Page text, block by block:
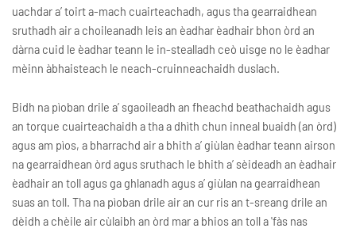
uachdar a’ toirt a-mach cuairteachadh, agus tha gearraidhean
sruthadh air a choileanadh leis an èadhar èadhair bhon òrd an
dàrna cuid le èadhar teann le in-stealladh ceò uisge no le èadhar
mèinn àbhaisteach le neach-cruinneachaidh duslach.
Bidh na pìoban drile a’ sgaoileadh an fheachd beathachaidh agus
an torque cuairteachaidh a tha a dhìth chun inneal buaidh (an òrd)
agus am pìos, a bharrachd air a bhith a’ giùlan èadhar teann airson
na gearraidhean òrd agus sruthach le bhith a’ sèideadh an èadhair
èadhair an toll agus ga ghlanadh agus a’ giùlan na gearraidhean
suas an toll. Tha na pìoban drile air an cur ris an t-sreang drile an
dèidh a chèile air cùlaibh an òrd mar a bhios an toll a 'fàs nas